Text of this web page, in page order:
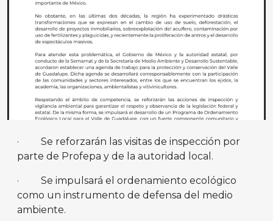
· Se reforzarán las visitas de inspección por
parte de Profepa y de la autoridad local.
· Se impulsará el ordenamiento ecológico
como un instrumento de defensa del medio
ambiente.